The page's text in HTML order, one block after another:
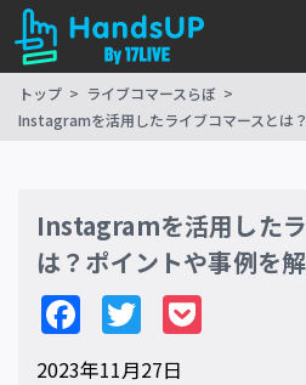
トップ
ライブコマースらぼ
Instagramを活用したライブコマースとは
Instagramを活用した
は？ポイントや事例を
Facebook
Twitter
2023年11月27日